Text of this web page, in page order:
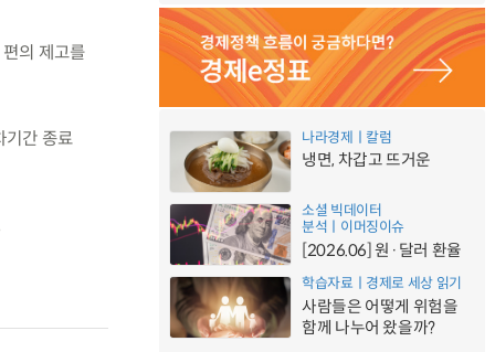
의 제고를
기간 종료
나라경제ㅣ칼럼
냉면, 차갑고 뜨거운
소셜 빅데이터
분석ㅣ이머징이슈
[2026.06] 원·달러 환율
학습자료ㅣ경제로 세상 읽기
사람들은 어떻게 위험을
함께 나누어 왔을까?